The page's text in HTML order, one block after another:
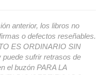
anterior, los libros no
o defectos reseñables.
ES ORDINARIO SIN
sufrir retrasos de
el buzón PARA LA